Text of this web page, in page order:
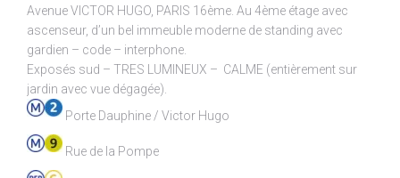
Avenue VICTOR HUGO, PARIS 16ème. Au 4ème étage avec
ascenseur, d’un bel immeuble moderne de standing avec
gardien – code – interphone.
Exposés sud – TRES LUMINEUX – CALME (entièrement sur
jardin avec vue dégagée).
Porte Dauphine / Victor Hugo
Rue de la Pompe